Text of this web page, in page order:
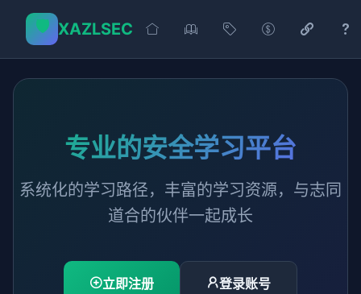
🛡️ XAZLSEC
专业的安全学习平台
系统化的学习路径，丰富的学习资源，与志同
道合的伙伴一起成长
立即注册 登录账号